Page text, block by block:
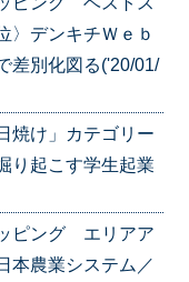
〉デンキチＷｅｂ
差別化図る('20/01/
焼け」カテゴリー
り起こす学生起業
ピング エリアア
本農業システム／